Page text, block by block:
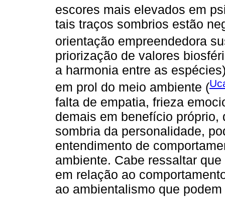
escores mais elevados em
tais traços sombrios estão
orientação empreendedora
priorização de valores
a harmonia entre as
em prol do meio ambiente (
falta de empatia, frieza
demais em benefício
sombria da personalidade,
entendimento de
ambiente. Cabe ressaltar
em relação ao
ao ambientalismo que